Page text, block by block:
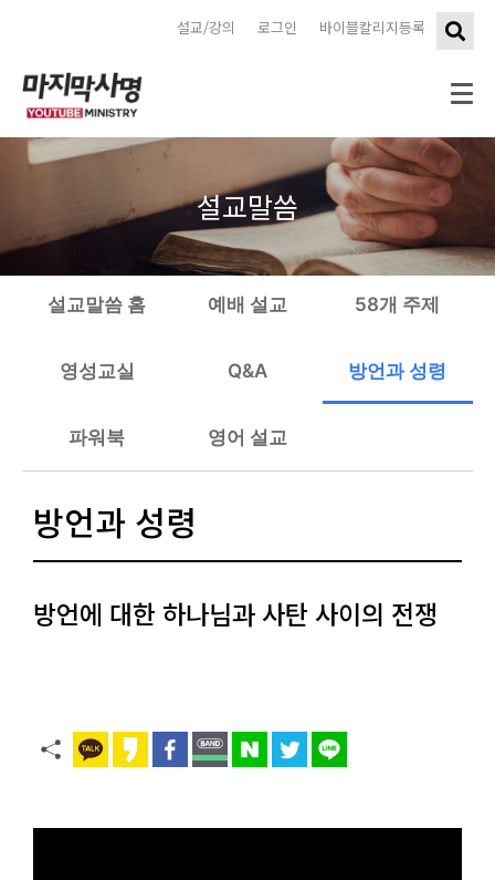
바이블칼리지등록
로그인
설교/강의
설교말씀
설교말씀 홈 예배 설교 58개 주제
영성교실 Q&A 방언과 성령
파워북 영어 설교
방언과 성령
방언에 대한 하나님과 사탄 사이의 전쟁